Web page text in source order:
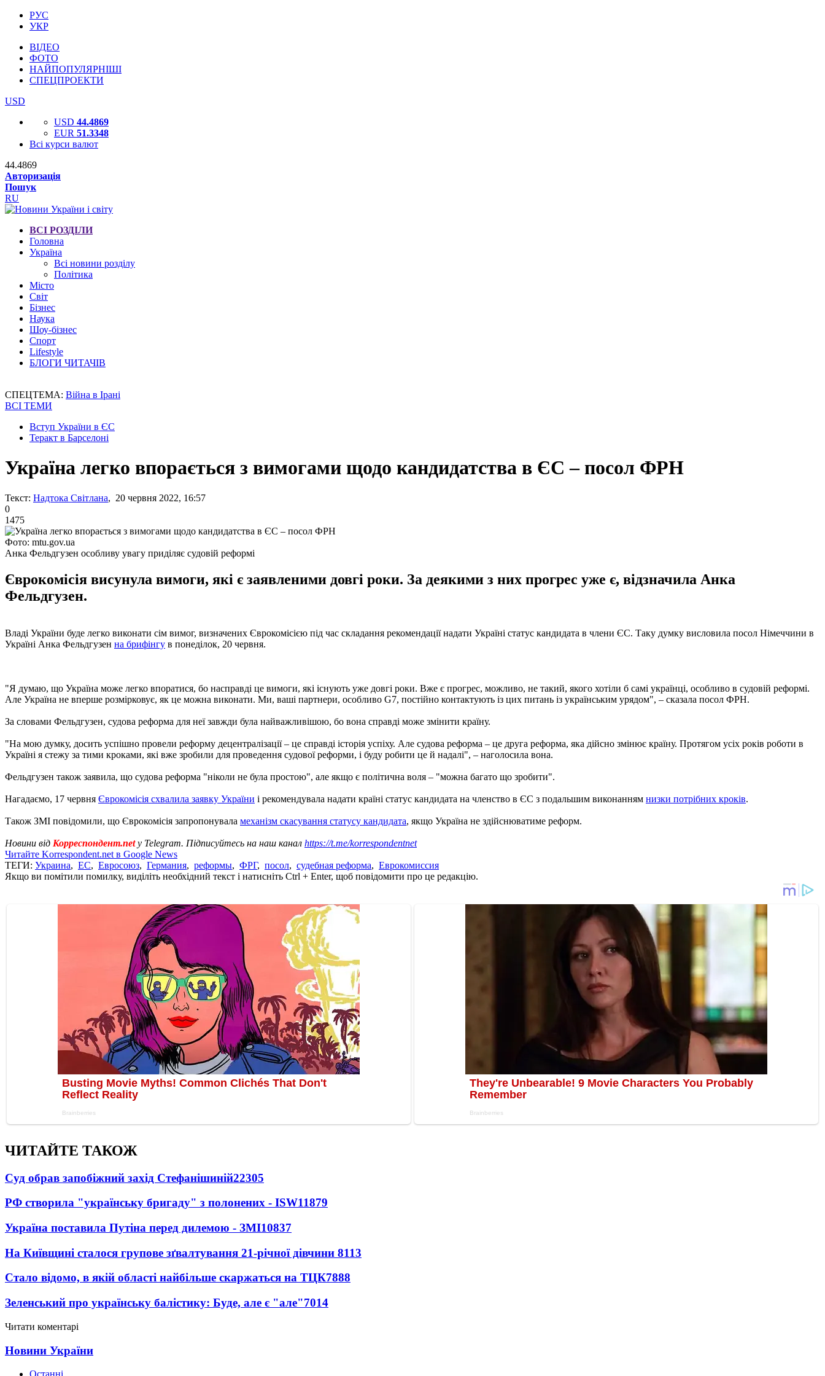
РУС
УКР
ВІДЕО
ФОТО
НАЙПОПУЛЯРНІШІ
СПЕЦПРОЕКТИ
USD
USD 44.4869
EUR 51.3348
Всі курси валют
44.4869
Авторизація
Пошук
RU
ВСІ РОЗДІЛИ
Головна
Україна
Всі новини розділу
Політика
Місто
Світ
Бізнес
Наука
Шоу-бізнес
Спорт
Lifestyle
БЛОГИ ЧИТАЧІВ
СПЕЦТЕМА: Війна в Ірані
ВСІ ТЕМИ
Вступ України в ЄС
Теракт в Барселоні
Україна легко впорається з вимогами щодо кандидатства в ЄС – посол ФРН
Текст: Надтока Світлана, 20 червня 2022, 16:57
0
1475
Фото: mtu.gov.ua
Анка Фельдгузен особливу увагу приділяє судовій реформі
Єврокомісія висунула вимоги, які є заявленими довгі роки. За деякими з них прогрес уже є, відзначила Анка
Фельдгузен.
Владі України буде легко виконати сім вимог, визначених Єврокомісією під час складання рекомендації надати Україні статус кандидата в члени ЄС. Таку думку висловила посол Німеччини в
Україні Анка Фельдгузен на брифінгу в понеділок, 20 червня.
"Я думаю, що Україна може легко впоратися, бо насправді це вимоги, які існують уже довгі роки. Вже є прогрес, можливо, не такий, якого хотіли б самі українці, особливо в судовій реформі.
Але Україна не вперше розмірковує, як це можна виконати. Ми, ваші партнери, особливо G7, постійно контактують із цих питань із українським урядом", – сказала посол ФРН.
За словами Фельдгузен, судова реформа для неї завжди була найважливішою, бо вона справді може змінити країну.
"На мою думку, досить успішно провели реформу децентралізації – це справді історія успіху. Але судова реформа – це друга реформа, яка дійсно змінює країну. Протягом усіх років роботи в
Україні я стежу за тими кроками, які вже зробили для проведення судової реформи, і буду робити це й надалі", – наголосила вона.
Фельдгузен також заявила, що судова реформа "ніколи не була простою", але якщо є політична воля – "можна багато що зробити".
Нагадаємо, 17 червня Єврокомісія схвалила заявку України і рекомендувала надати країні статус кандидата на членство в ЄС з подальшим виконанням низки потрібних кроків.
Також ЗМІ повідомили, що Єврокомісія запропонувала механізм скасування статусу кандидата, якщо Україна не здійснюватиме реформ.
Новини від Корреспондент.netу Telegram. Підписуйтесь на наш канал https://t.me/korrespondentnet
Читайте Korrespondent.net в Google News
ТЕГИ: Украина, ЕС, Евросоюз, Германия, реформы, ФРГ, посол, судебная реформа, Еврокомиссия
Якщо ви помітили помилку, виділіть необхідний текст і натисніть Ctrl + Enter, щоб повідомити про це редакцію.
ЧИТАЙТЕ ТАКОЖ
Суд обрав запобіжний захід Стефанішиній22305
РФ створила "українську бригаду" з полонених - ISW11879
Україна поставила Путіна перед дилемою - ЗМІ10837
На Київщині сталося групове зґвалтування 21-річної дівчини 8113
Стало відомо, в якій області найбільше скаржаться на ТЦК7888
Зеленський про українську балістику: Буде, але є "але"7014
Читати коментарі
Новини України